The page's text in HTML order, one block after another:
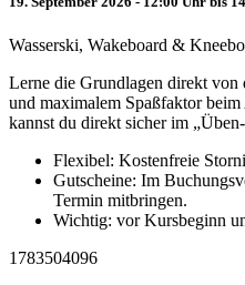
Wasserski, Wakeboard &
Lerne die Grundlagen direkt
und maximalem Spaßfaktor
kannst du direkt sicher im
Flexibel: Kostenfreie
Gutscheine: Im
Termin mitbringen.
Wichtig: vor Kursbeginn
1783504096